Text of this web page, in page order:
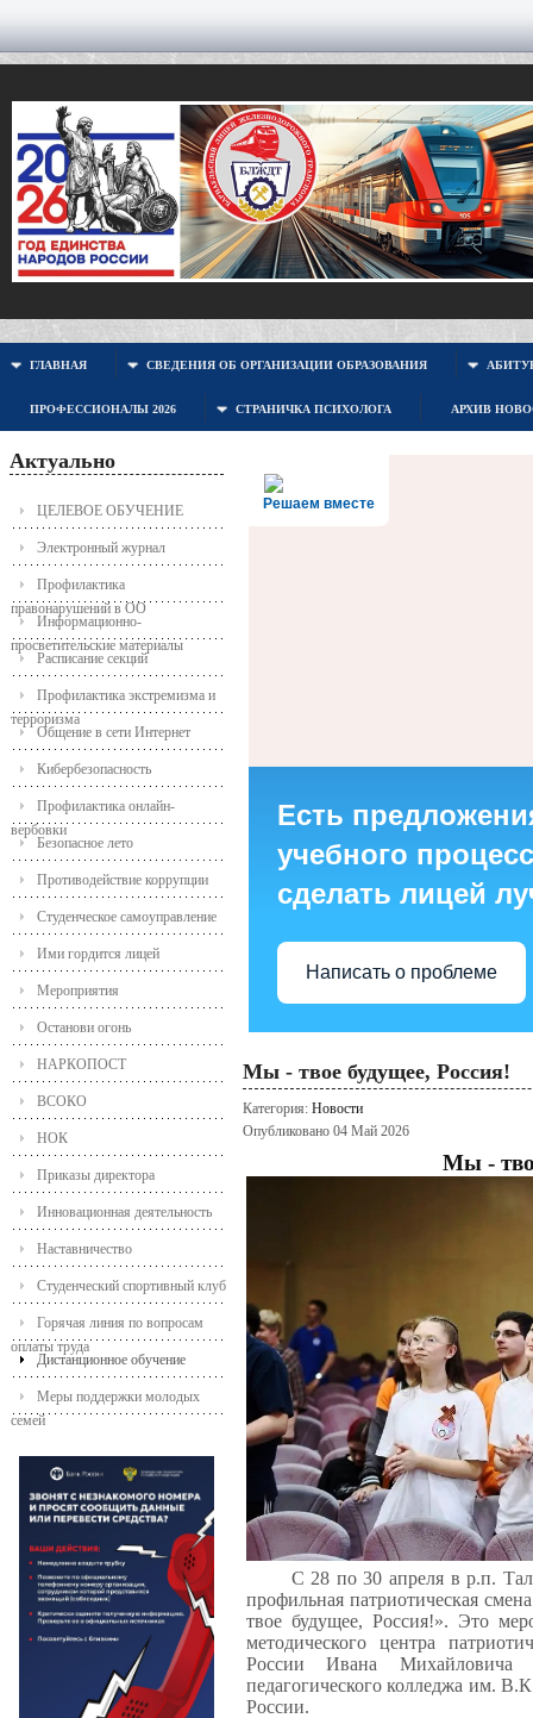
ГЛАВНАЯ СВЕДЕНИЯ ОБ ОРГАНИЗАЦИИ ОБРАЗОВАНИЯ
ПРОФЕССИОНАЛЫ 2026 СТРАНИЧКА ПСИХОЛОГА АРХИВ
Актуально
ЦЕЛЕВОЕ ОБУЧЕНИЕ
Электронный журнал
Профилактика
правонарушений в ОО
Информационно-
просветительские материалы
Расписание секций
Профилактика экстремизма и
терроризма
Общение в сети Интернет
Кибербезопасность
Профилактика онлайн-
вербовки
Безопасное лето
Противодействие коррупции
Студенческое самоуправление
Ими гордится лицей
Мероприятия
Останови огонь
НАРКОПОСТ
ВСОКО
НОК
Приказы директора
Инновационная деятельность
Наставничество
Студенческий спортивный клуб
Горячая линия по вопросам
оплаты труда
Дистанционное обучение
Меры поддержки молодых
семей
Решаем вместе
Есть
учебного
сделать лицей
Написать о проблеме
Мы - твое будущее, Россия!
Категория: Новости
Опубликовано 04 Май 2026
Мы -
С 28 по 30 апреля в р.п.
профильная патриотическая
твое будущее, Россия!». Это
методического центра
России Ивана Михайловича
педагогического колледжа им.
России.